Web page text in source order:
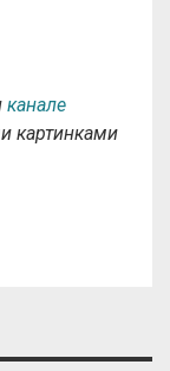
канале
картинками